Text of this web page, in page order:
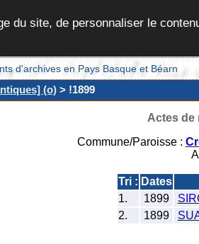
du site, de personnaliser le
d'archives en Pays Basque et Béarn
(o) > !1899
Actes de
Commune/Paroisse :
Tri : Dates
1.
1899
2.
1899